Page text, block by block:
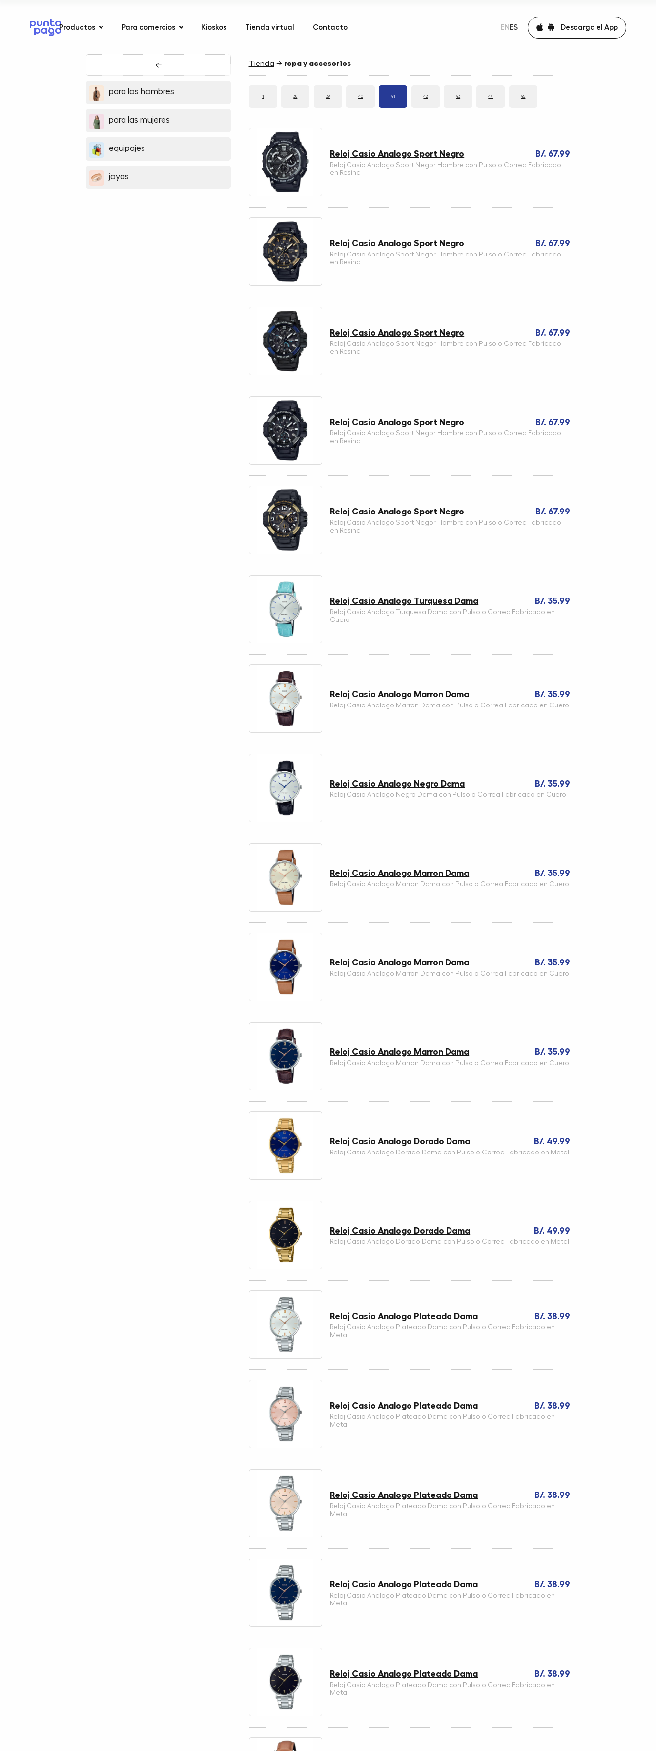
Productos Para comercios Kioskos Tienda virtual Contacto EN ES Descarga el App
←
para los hombres
para las mujeres
equipajes
joyas
Tienda → ropa y accesorios
1 38 39 40 41 42 43 44 45
B/. 67.99
Reloj Casio Analogo Sport Negro
Reloj Casio Analogo Sport Negor Hombre con Pulso o Correa Fabricado
en Resina
B/. 67.99
Reloj Casio Analogo Sport Negro
Reloj Casio Analogo Sport Negor Hombre con Pulso o Correa Fabricado
en Resina
B/. 67.99
Reloj Casio Analogo Sport Negro
Reloj Casio Analogo Sport Negor Hombre con Pulso o Correa Fabricado
en Resina
B/. 67.99
Reloj Casio Analogo Sport Negro
Reloj Casio Analogo Sport Negor Hombre con Pulso o Correa Fabricado
en Resina
B/. 67.99
Reloj Casio Analogo Sport Negro
Reloj Casio Analogo Sport Negor Hombre con Pulso o Correa Fabricado
en Resina
B/. 35.99
Reloj Casio Analogo Turquesa Dama
Reloj Casio Analogo Turquesa Dama con Pulso o Correa Fabricado en
Cuero
B/. 35.99
Reloj Casio Analogo Marron Dama
Reloj Casio Analogo Marron Dama con Pulso o Correa Fabricado en Cuero
B/. 35.99
Reloj Casio Analogo Negro Dama
Reloj Casio Analogo Negro Dama con Pulso o Correa Fabricado en Cuero
B/. 35.99
Reloj Casio Analogo Marron Dama
Reloj Casio Analogo Marron Dama con Pulso o Correa Fabricado en Cuero
B/. 35.99
Reloj Casio Analogo Marron Dama
Reloj Casio Analogo Marron Dama con Pulso o Correa Fabricado en Cuero
B/. 35.99
Reloj Casio Analogo Marron Dama
Reloj Casio Analogo Marron Dama con Pulso o Correa Fabricado en Cuero
B/. 49.99
Reloj Casio Analogo Dorado Dama
Reloj Casio Analogo Dorado Dama con Pulso o Correa Fabricado en Metal
B/. 49.99
Reloj Casio Analogo Dorado Dama
Reloj Casio Analogo Dorado Dama con Pulso o Correa Fabricado en Metal
B/. 38.99
Reloj Casio Analogo Plateado Dama
Reloj Casio Analogo Plateado Dama con Pulso o Correa Fabricado en
Metal
B/. 38.99
Reloj Casio Analogo Plateado Dama
Reloj Casio Analogo Plateado Dama con Pulso o Correa Fabricado en
Metal
B/. 38.99
Reloj Casio Analogo Plateado Dama
Reloj Casio Analogo Plateado Dama con Pulso o Correa Fabricado en
Metal
B/. 38.99
Reloj Casio Analogo Plateado Dama
Reloj Casio Analogo Plateado Dama con Pulso o Correa Fabricado en
Metal
B/. 38.99
Reloj Casio Analogo Plateado Dama
Reloj Casio Analogo Plateado Dama con Pulso o Correa Fabricado en
Metal